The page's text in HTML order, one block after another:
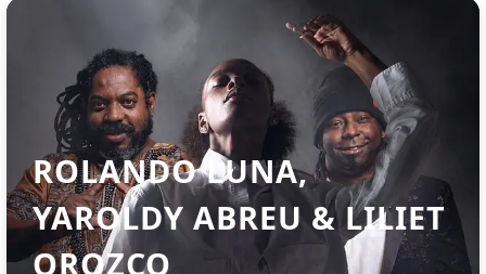
ROLANDO LUNA,
YAROLDY ABREU & LILIET
OROZCO